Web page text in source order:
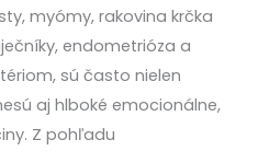
myómy, rakovina krčka
endometrióza a
sú často nielen
aj hlboké emocionálne,
Z pohľadu